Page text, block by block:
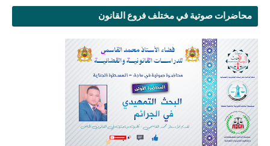
محاضرات صوتية في مختلف فروع القانون